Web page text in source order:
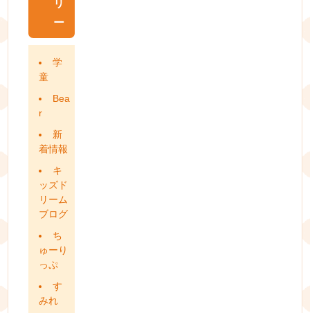
リ
ー
学
童
Bea
r
新
着情報
キ
ッズド
リーム
ブログ
ち
ゅーり
っぷ
す
みれ